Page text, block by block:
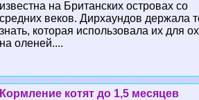
известна на Британских островах со
средних веков. Дирхаундов держала
знать, которая использовала их для
на оленей....
Кормление котят до 1,5 месяцев